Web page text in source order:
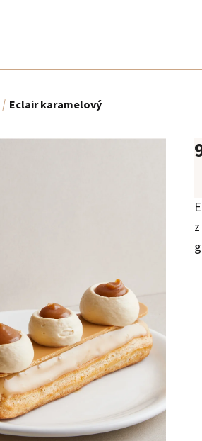
Eclair karamelový